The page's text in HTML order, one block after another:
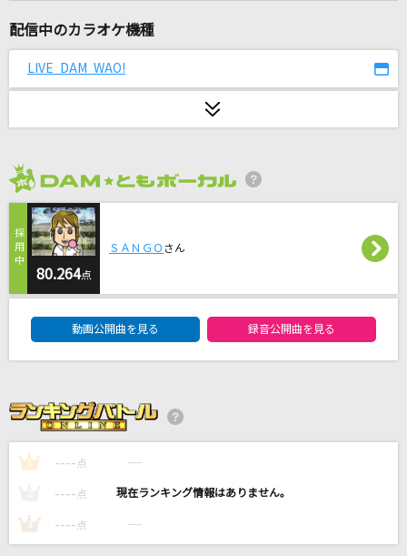
少女レイ
迷い道
Shuta Sueyoshi feat. ISSA
裸足でSummer
ゴールデンタイムラバー
スキマスイッチ
[生音]ヒトリノ夜
ポルノグラフィティ
[生音]KissHug
Future World
配信中のカラオケ機種
LIVE DAM WAO!
80.264点
ＳＡＮＧＯさん
動画公開曲を見る 録音公開曲を見る
1 ---- 点 ----
---- 点 ----
3 ---- 点 ----